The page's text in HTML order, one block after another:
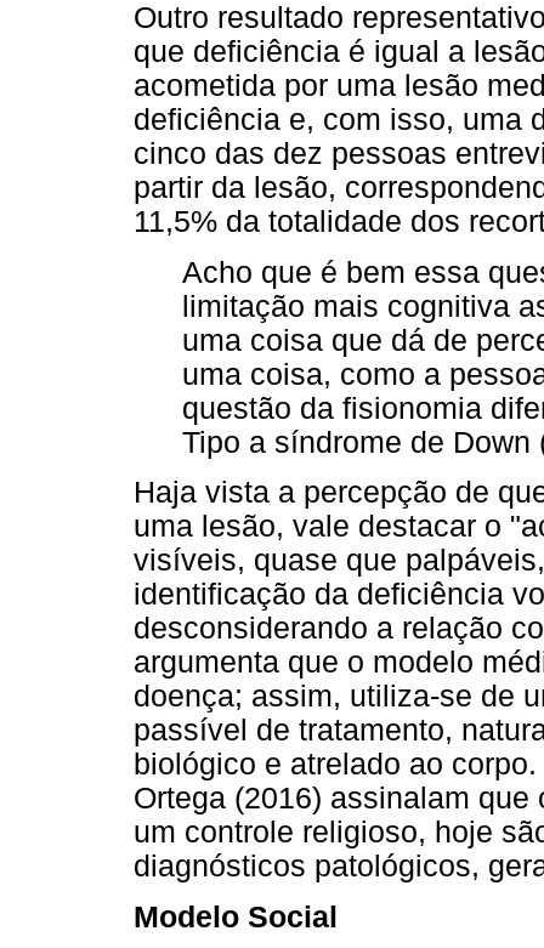
Outro resultado
que deficiência é igual a
acometida por uma lesão
deficiência e, com isso, uma
cinco das dez pessoas
partir da lesão,
11,5% da totalidade dos
Acho que é bem essa
limitação mais cognitiva
uma coisa que dá de
uma coisa, como a
questão da fisionomia
Tipo a síndrome de Down
Haja vista a percepção de
uma lesão, vale destacar o
visíveis, quase que
identificação da deficiência
desconsiderando a relação
argumenta que o modelo
doença; assim, utiliza-se de
passível de tratamento,
biológico e atrelado ao
Ortega (2016) assinalam
um controle religioso, hoje
diagnósticos patológicos,
Modelo Social